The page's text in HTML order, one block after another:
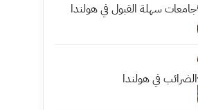
جامعات سهلة القبول في هولندا
الضرائب في هولندا